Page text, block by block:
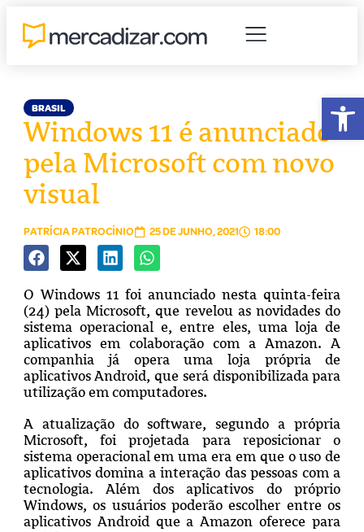
BRASIL
Windows 11 é anunciado
pela Microsoft com novo
visual
PATRÍCIA PATROCÍNIO 25 DE JUNHO, 2021 18:00
O Windows 11 foi anunciado nesta quinta-feira
(24) pela Microsoft, que revelou as novidades do
sistema operacional e, entre eles, uma loja de
aplicativos em colaboração com a Amazon. A
companhia já opera uma loja própria de
aplicativos Android, que será disponibilizada para
utilização em computadores.
A atualização do software, segundo a própria
Microsoft, foi projetada para reposicionar o
sistema operacional em uma era em que o uso de
aplicativos domina a interação das pessoas com a
tecnologia. Além dos aplicativos do próprio
Windows, os usuários poderão escolher entre os
aplicativos Android que a Amazon oferece para